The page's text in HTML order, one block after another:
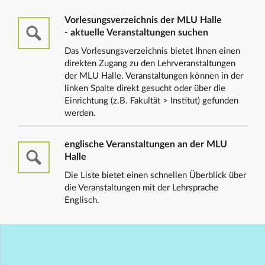
Vorlesungsverzeichnis der MLU Halle
- aktuelle Veranstaltungen suchen
Das Vorlesungsverzeichnis bietet Ihnen einen
direkten Zugang zu den Lehrveranstaltungen
der MLU Halle. Veranstaltungen können in der
linken Spalte direkt gesucht oder über die
Einrichtung (z.B. Fakultät > Institut) gefunden
werden.
englische Veranstaltungen an der MLU
Halle
Die Liste bietet einen schnellen Überblick über
die Veranstaltungen mit der Lehrsprache
Englisch.